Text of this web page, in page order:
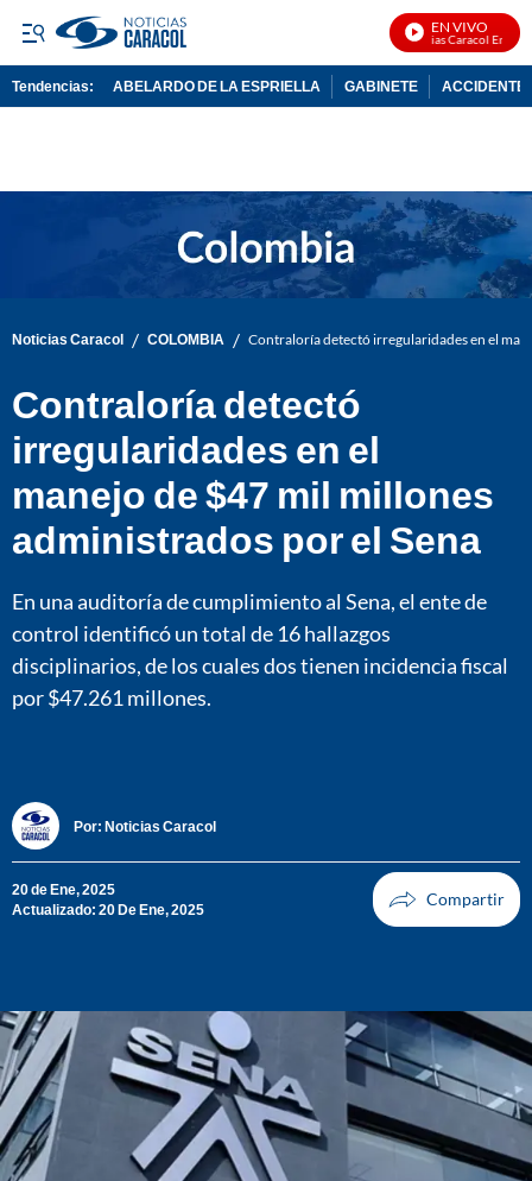
EN VIVO
Noticias Caracol En Vivo
Tendencias: ABELARDO DE LA ESPRIELLA GABINETE ACCIDENTE
Noticias Caracol / COLOMBIA / Contraloría detectó irregularidades en el
Contraloría detectó
irregularidades en el
manejo de $47 mil millones
administrados por el Sena
En una auditoría de cumplimiento al Sena, el ente de
control identificó un total de 16 hallazgos
disciplinarios, de los cuales dos tienen incidencia fiscal
por $47.261 millones.
Por: Noticias Caracol
20 de Ene, 2025
Actualizado: 20 De Ene, 2025